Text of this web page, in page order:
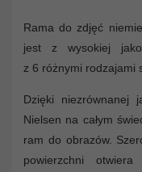
Rama do zdjęć
jest z wysokiej
z 6 różnymi rodzajami
Dzięki niezrównanej
Nielsen na całym
ram do obrazów.
powierzchni